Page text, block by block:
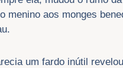
menino aos monges
um fardo inútil